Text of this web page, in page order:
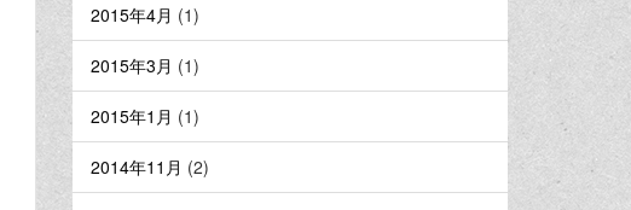
2015年4月 (1)
2015年3月 (1)
2015年1月 (1)
2014年11月 (2)